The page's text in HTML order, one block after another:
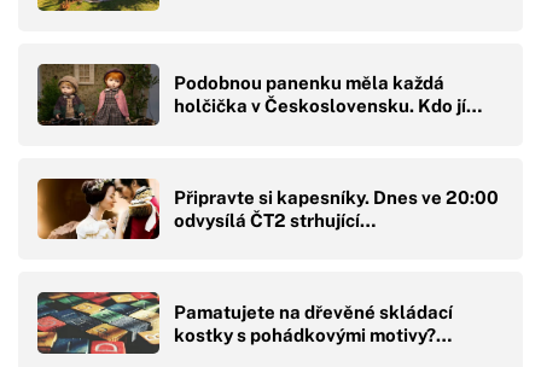
Podobnou panenku měla každá
holčička v Československu. Kdo jí…
Připravte si kapesníky. Dnes ve 20:00
odvysílá ČT2 strhující…
Pamatujete na dřevěné skládací
kostky s pohádkovými motivy?…